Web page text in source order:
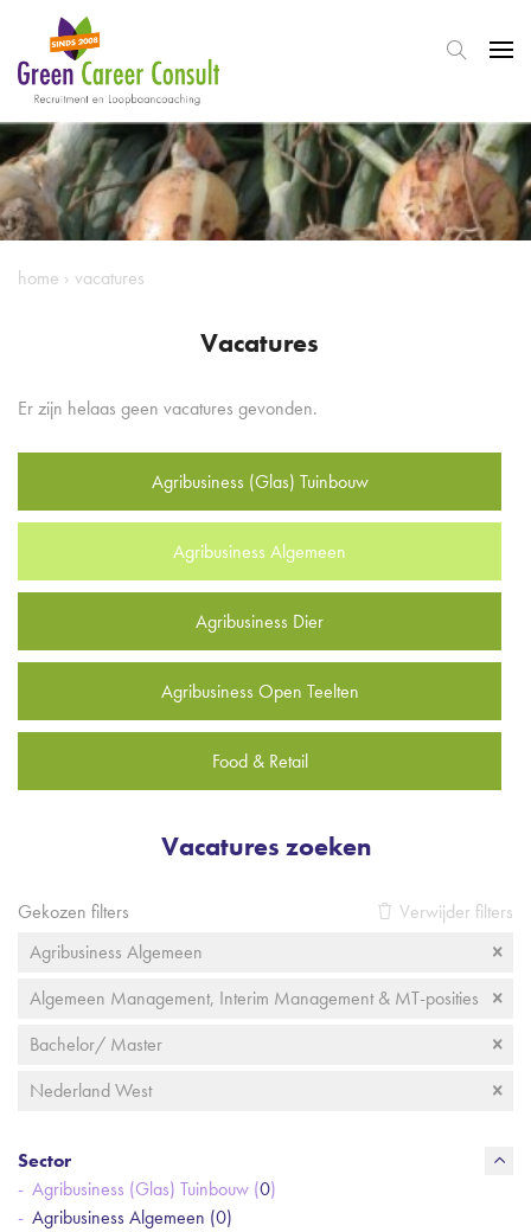
home › vacatures
Vacatures
Er zijn helaas geen vacatures gevonden.
Agribusiness (Glas) Tuinbouw
Agribusiness Algemeen
Agribusiness Dier
Agribusiness Open Teelten
Food & Retail
Vacatures zoeken
Gekozen filters
Verwijder filters
Agribusiness Algemeen
Algemeen Management, Interim Management & MT-posities
Bachelor/ Master
Nederland West
Sector
Agribusiness (Glas) Tuinbouw (0)
Agribusiness Algemeen (0)